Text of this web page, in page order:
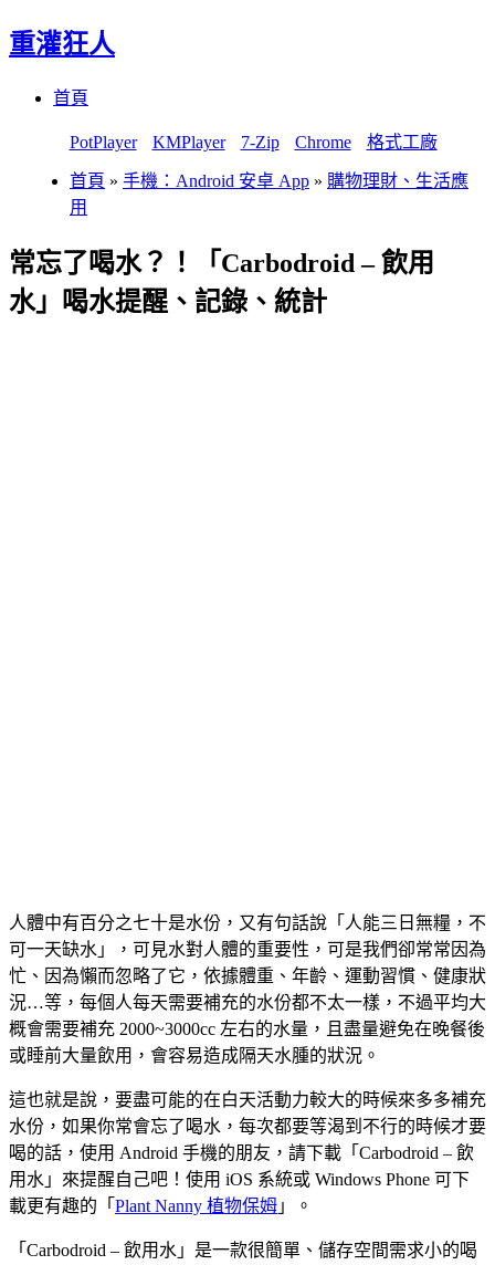
重灌狂人
首頁
PotPlayer KMPlayer 7-Zip Chrome 格式工廠
首頁 » 手機：Android 安卓 App » 購物理財、生活應
用
常忘了喝水？！「Carbodroid – 飲用
水」喝水提醒、記錄、統計
人體中有百分之七十是水份，又有句話說「人能三日無糧，不
可一天缺水」，可見水對人體的重要性，可是我們卻常常因為
忙、因為懶而忽略了它，依據體重、年齡、運動習慣、健康狀
況…等，每個人每天需要補充的水份都不太一樣，不過平均大
概會需要補充 2000~3000cc 左右的水量，且盡量避免在晚餐後
或睡前大量飲用，會容易造成隔天水腫的狀況。
這也就是說，要盡可能的在白天活動力較大的時候來多多補充
水份，如果你常會忘了喝水，每次都要等渴到不行的時候才要
喝的話，使用 Android 手機的朋友，請下載「Carbodroid – 飲
用水」來提醒自己吧！使用 iOS 系統或 Windows Phone 可下
載更有趣的「 Plant Nanny 植物保姆 」。
「Carbodroid – 飲用水」是一款很簡單、儲存空間需求小的喝